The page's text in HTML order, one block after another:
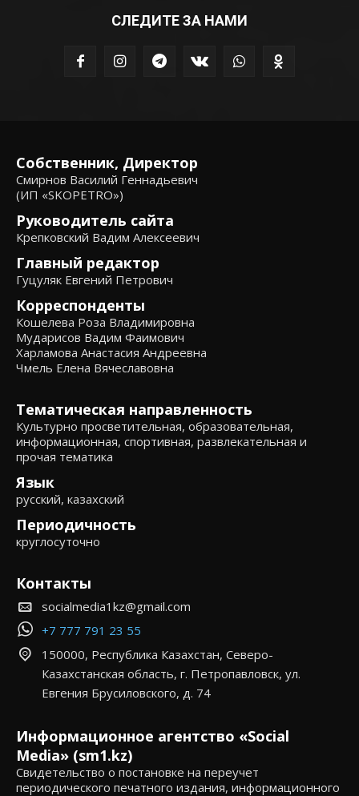
СЛЕДИТЕ ЗА НАМИ
Собственник, Директор
Смирнов Василий Геннадьевич
(ИП «SKOPETRO»)
Руководитель сайта
Крепковский Вадим Алексеевич
Главный редактор
Гуцуляк Евгений Петрович
Корреспонденты
Кошелева Роза Владимировна
Мударисов Вадим Фаимович
Харламова Анастасия Андреевна
Чмель Елена Вячеславовна
Тематическая направленность
Культурно просветительная, образовательная,
информационная, спортивная, развлекательная и
прочая тематика
Язык
русский, казахский
Периодичность
круглосуточно
Контакты
socialmedia1kz@gmail.com
+7 777 791 23 55
150000, Республика Казахстан, Северо-
Казахстанская область, г. Петропавловск, ул.
Евгения Брусиловского, д. 74
Информационное агентство «Social
Media» (sm1.kz)
Свидетельство о постановке на переучет
периодического печатного издания, информационного